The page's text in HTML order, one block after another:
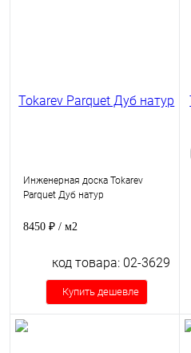
Инженерная доска Tokarev
Parquet Дуб натур
8450 ₽ / м2
код товара: 02-3629
Купить дешевле